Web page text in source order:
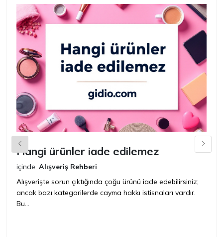
Hangi ürünler iade edilemez
içinde Alışveriş Rehberi
Alışverişte sorun çıktığında çoğu ürünü iade edebilirsiniz;
ancak bazı kategorilerde cayma hakkı istisnaları vardır.
Bu...